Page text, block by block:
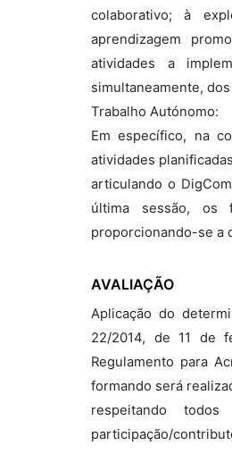
colaborativo; à
aprendizagem
atividades a
simultaneamente,
Trabalho Autónomo:
Em específico, na
atividades
articulando o
última sessão, os
proporcionando-se a
AVALIAÇÃO
Aplicação do
22/2014, de 11 de
Regulamento para
formando será
respeitando
participação/